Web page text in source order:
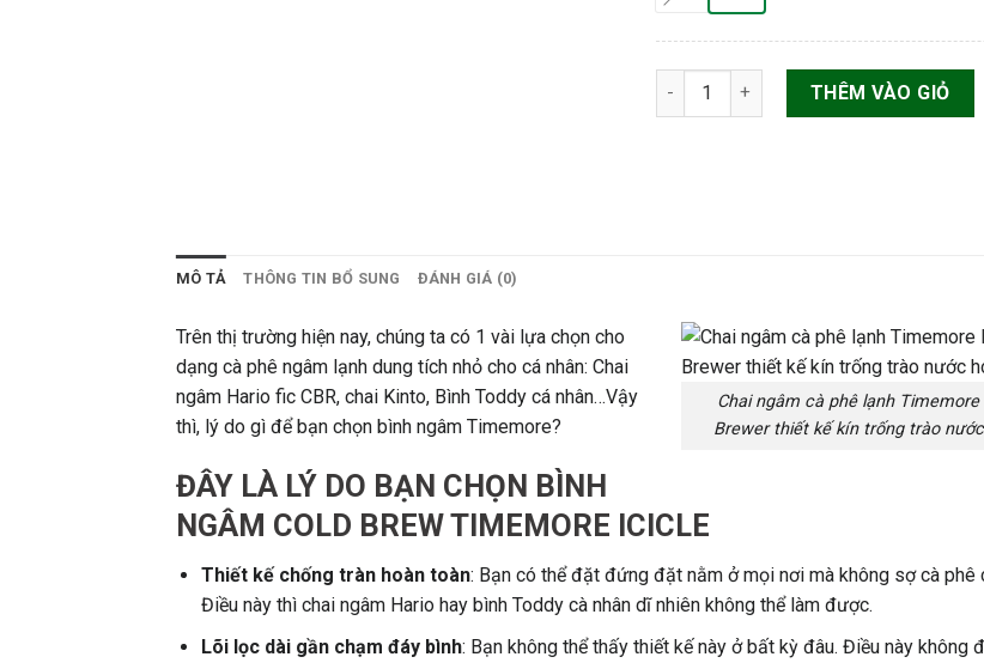
Chai ngâm cà phê lạnh Timemore
THÊM VÀO GIỎ
MÔ TẢ THÔNG TIN BỔ SUNG ĐÁNH GIÁ (0)
Chai ngâm cà phê lạnh Timemore
Brewer thiết kế kín trống trào
Trên thị trường hiện nay, chúng ta có 1 vài lựa chọn cho
dạng cà phê ngâm lạnh dung tích nhỏ cho cá nhân: Chai
ngâm Hario fic CBR, chai Kinto, Bình Toddy cá nhân…Vậy
thì, lý do gì để bạn chọn bình ngâm Timemore?
ĐÂY LÀ LÝ DO BẠN CHỌN BÌNH
NGÂM COLD BREW TIMEMORE ICICLE
Thiết kế chống tràn hoàn toàn: Bạn có thể đặt đứng đặt nằm ở mọi nơi mà không sợ cà phê
Điều này thì chai ngâm Hario hay bình Toddy cà nhân dĩ nhiên không thể làm được.
Lõi lọc dài gần chạm đáy bình: Bạn không thể thấy thiết kế này ở bất kỳ đâu. Điều này không